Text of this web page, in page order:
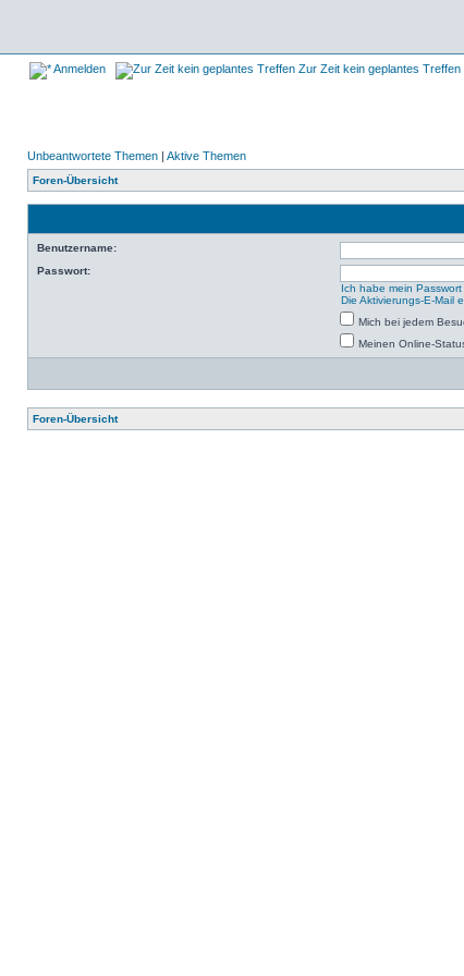
Anmelden Zur Zeit kein geplantes Treffen
Unbeantwortete Themen | Aktive Themen
Foren-Übersicht
Benutzername:
Passwort:
Ich habe mein
Die Aktivierungs-E-Mail
Mich bei jedem
Meinen Online-
Foren-Übersicht